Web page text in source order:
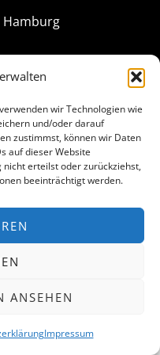
wir Technologien wie
und/oder darauf
zustimmst, können wir Daten
auf dieser Website
erteilst oder zurückziehst,
beeinträchtigt werden.
ANSEHEN
Impressum
Hamburg